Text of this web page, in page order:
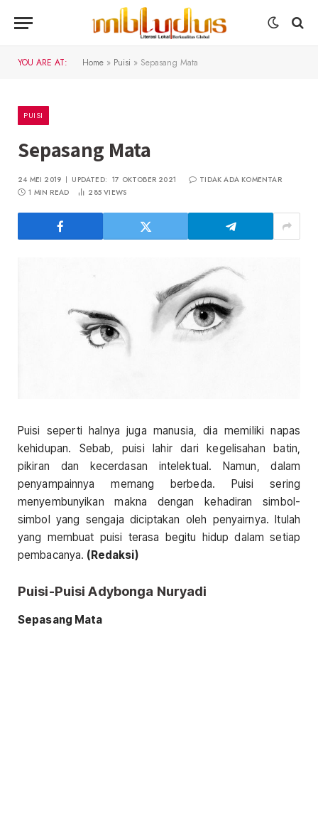
YOU ARE AT: Home » Puisi » Sepasang Mata
PUISI
Sepasang Mata
24 MEI 2019 UPDATED: 17 OKTOBER 2021
TIDAK ADA KOMENTAR
1 MIN READ
285VIEWS
Puisi seperti halnya juga manusia, dia memiliki napas
kehidupan. Sebab, puisi lahir dari kegelisahan batin,
pikiran dan kecerdasan intelektual. Namun, dalam
penyampainnya memang berbeda. Puisi sering
menyembunyikan makna dengan kehadiran simbol-
simbol yang sengaja diciptakan oleh penyairnya. Itulah
yang membuat puisi terasa begitu hidup dalam setiap
pembacanya. (Redaksi)
Puisi-Puisi Adybonga Nuryadi
Sepasang Mata